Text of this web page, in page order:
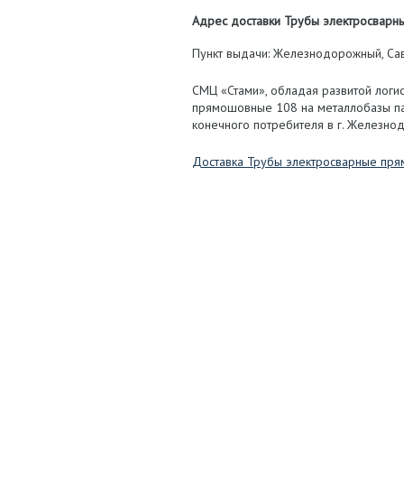
Адрес доставки Трубы
Пункт выдачи: Железнодорожный,
СМЦ «Стами», обладая развитой
прямошовные 108 на металлобазы
конечного потребителя в г.
Доставка Трубы электросварные